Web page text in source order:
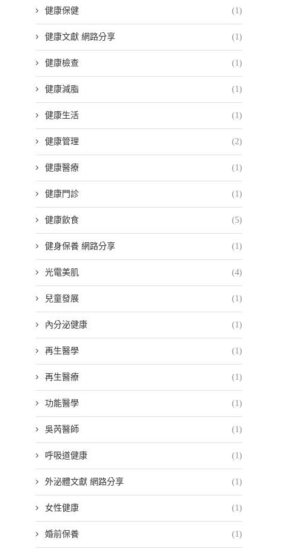
健康保健 (1)
健康文獻 網路分享 (1)
健康檢查 (1)
健康減脂 (1)
健康生活 (1)
健康管理 (2)
健康醫療 (1)
健康門診 (1)
健康飲食 (5)
健身保養 網路分享 (1)
光電美肌 (4)
兒童發展 (1)
內分泌健康 (1)
再生醫學 (1)
再生醫療 (1)
功能醫學 (1)
吳芮醫師 (1)
呼吸道健康 (1)
外泌體文獻 網路分享 (1)
女性健康 (1)
婚前保養 (1)